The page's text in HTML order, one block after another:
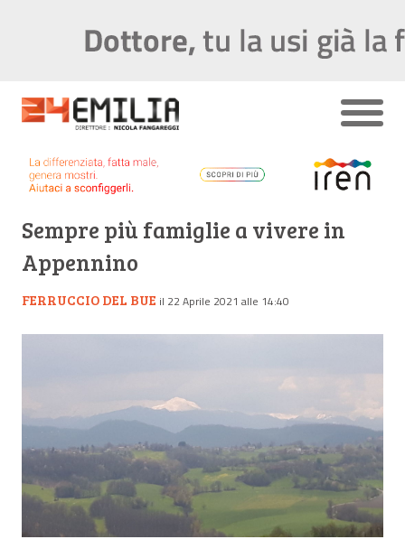
Sempre più famiglie a vivere in
Appennino
FERRUCCIO DEL BUE il 22 Aprile 2021 alle 14:40